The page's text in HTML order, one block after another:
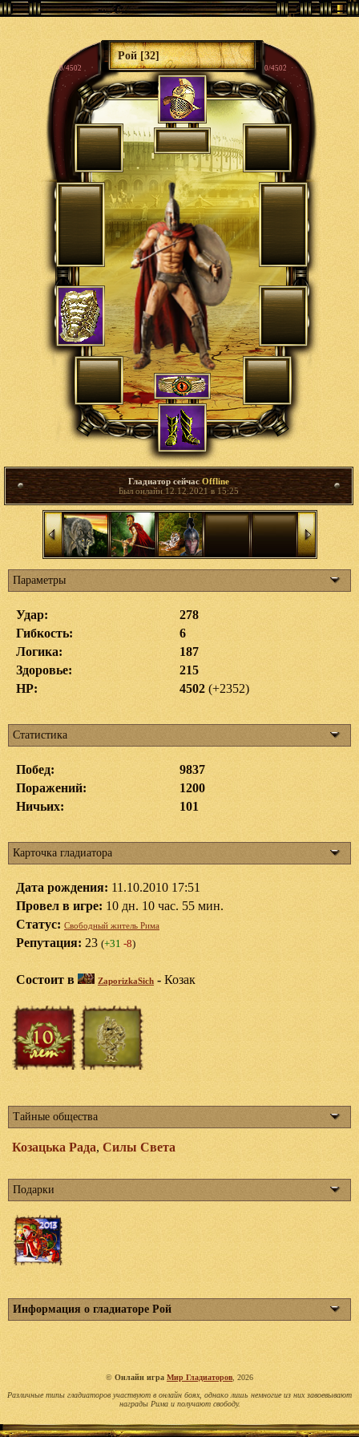
Рой [32]
0/4502 0/4502
Гладиатор сейчасOffline
Был онлайн 12.12.2021 в 15:25
Параметры
Удар:
278
Гибкость:
6
Логика:
187
Здоровье:
215
HP:
4502 (+2352)
Статистика
Побед:
9837
Поражений:
1200
Ничьих:
101
Карточка гладиатора
Дата рождения: 11.10.2010 17:51
Провел в игре: 10 дн. 10 час. 55 мин.
Статус: Свободный житель Рима
Репутация: 23 (+31 -8)
Состоит в ZaporizkaSich - Козак
Тайные общества
Козацька Рада, Силы Света
Подарки
Информация о гладиаторе Рой
© Онлайн игра Мир Гладиаторов , 2026
Различные типы гладиаторов участвуют в онлайн боях, однако лишь немногие из них завоевывают
награды Рима и получают свободу.